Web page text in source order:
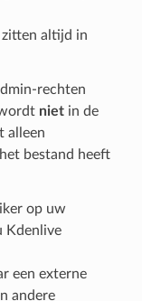
zitten altijd in
rechten
nietin de
alleen
bestand heeft
op uw
Kdenlive
een externe
andere